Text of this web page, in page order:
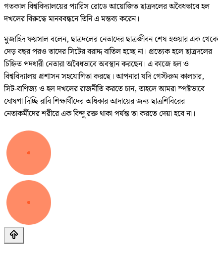
গতকাল বিশ্ববিদ্যালয়ের প্যারিস রোডে আয়োজিত ছাত্রদলের অবৈধভাবে হল
দখলের বিরুদ্ধে মানববন্ধনে তিনি এ মন্তব্য করেন।
মুজাহিদ ফয়সাল বলেন, ছাত্রদলের নেতাদের ছাত্রজীবন শেষ হওয়ার এক থেকে
দেড় বছর পরও তাদের সিটের বরাদ্দ বাতিল হচ্ছে না। প্রত্যেক হলে ছাত্রদলের
চিহ্নিত পদধারী নেতারা অবৈধভাবে অবস্থান করছেন। এ কাজে হল ও
বিশ্ববিদ্যালয় প্রশাসন সহযোগিতা করছে। আপনারা যদি গেস্টরুম কালচার,
সিট-বাণিজ্য ও হল দখলের রাজনীতি করতে চান, তাহলে আমরা স্পষ্টভাবে
ঘোষণা দিচ্ছি রাবি শিক্ষার্থীদের অধিকার আদায়ের জন্য ছাত্রশিবিরের
নেতাকর্মীদের শরীরে এক বিন্দু রক্ত থাকা পর্যন্ত তা করতে দেয়া হবে না।